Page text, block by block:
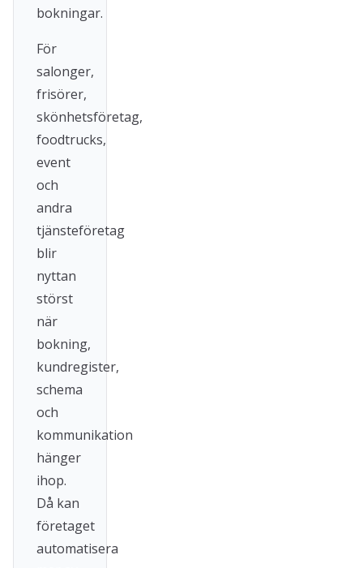
bokningar.
För
salonger,
frisörer,
skönhetsföretag,
foodtrucks,
event
och
andra
tjänsteföretag
blir
nyttan
störst
när
bokning,
kundregister,
schema
och
kommunikation
hänger
ihop.
Då kan
företaget
automatisera